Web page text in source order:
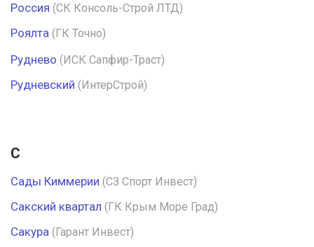
Россия (СК Консоль-Строй ЛТД)
Роялта (ГК Точно)
Руднево (ИСК Сапфир-Траст)
Рудневский (ИнтерСтрой)
С
Сады Киммерии (СЗ Спорт Инвест)
Сакский квартал (ГК Крым Море Град)
Сакура (Гарант Инвест)